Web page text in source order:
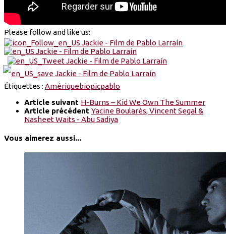
Please follow and like us:
Étiquettes : Amériquebiopicpablo
Article suivant H-Burns – Kid We Own The Summer
Article précédent Yacine Boularès, Vincent Segal &
Nasheet Waits - Abu Sadiya
Vous aimerez aussi...